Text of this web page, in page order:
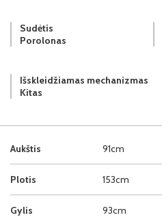
Aukštis 91cm
Plotis 153cm
Gylis 93cm
Sudėtis
Porolonas
Išskleidžiamas mechanizmas
Kitas